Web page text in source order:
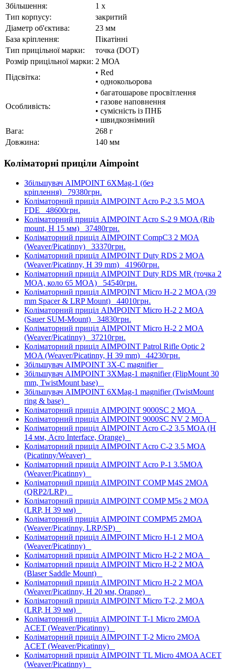
Збільшення:
1 x
Тип корпусу:
закритий
Діаметр об'єктива:
23 мм
База кріплення:
Пікатінні
Тип прицільної марки:
точка (DOT)
Розмір прицільної марки: 2 МОА
Підсвітка:
• Red
• однокольорова
Особливість:
• багатошарове просвітлення
• газове наповнення
• сумісність із ПНБ
• швидкознімний
Вага:
268 г
Довжина:
140 мм
Коліматорні приціли Aimpoint
Збільшувач AIMPOINT 6XMag-1 (без
кріплення) 79380грн.
Коліматорний приціл AIMPOINT Acro P-2 3.5 MOA
FDE 48600грн.
Коліматорний приціл AIMPOINT Acro S-2 9 MOA (Rib
mount, H 15 мм) 37480грн.
Коліматорний приціл AIMPOINT CompC3 2 MOA
(Weaver/Picatinny) 33370грн.
Коліматорний приціл AIMPOINT Duty RDS 2 MOA
(Weaver/Picatinny, H 39 mm) 41960грн.
Коліматорний приціл AIMPOINT Duty RDS MR (точка 2
MOA, коло 65 MOA) 54540грн.
Коліматорний приціл AIMPOINT Micro H-2 2 MOA (39
mm Spacer & LRP Mount) 44010грн.
Коліматорний приціл AIMPOINT Micro H-2 2 MOA
(Sauer SUM-Mount) 34830грн.
Коліматорний приціл AIMPOINT Micro H-2 2 MOA
(Weaver/Picatinny) 37210грн.
Коліматорний приціл AIMPOINT Patrol Rifle Optic 2
MOA (Weaver/Picatinny, H 39 mm) 44230грн.
Збільшувач AIMPOINT 3X-C magnifier
Збільшувач AIMPOINT 3XMag-1 magnifier (FlipMount 30
mm, TwistMount base)
Збільшувач AIMPOINT 6XMag-1 magnifier (TwistMount
ring & base)
Коліматорний приціл AIMPOINT 9000SC 2 MOA
Коліматорний приціл AIMPOINT 9000SC NV 2 MOA
Коліматорний приціл AIMPOINT Acro C-2 3.5 MOA (H
14 мм, Acro Interface, Orange)
Коліматорний приціл AIMPOINT Acro C-2 3.5 MOA
(Picatinny/Weaver)
Коліматорний приціл AIMPOINT Acro P-1 3.5MOA
(Weaver/Picatinny)
Коліматорний приціл AIMPOINT COMP M4S 2MOA
(QRP2/LRP)
Коліматорний приціл AIMPOINT COMP M5s 2 MOA
(LRP, H 39 мм)
Коліматорний приціл AIMPOINT COMPM5 2MOA
(Weaver/Picatinny, LRP/SP)
Коліматорний приціл AIMPOINT Micro H-1 2 MOA
(Weaver/Picatinny)
Коліматорний приціл AIMPOINT Micro H-2 2 MOA
Коліматорний приціл AIMPOINT Micro H-2 2 MOA
(Blaser Saddle Mount)
Коліматорний приціл AIMPOINT Micro H-2 2 МОА
(Weaver/Picatinny, H 20 мм, Orange)
Коліматорний приціл AIMPOINT Micro T-2, 2 MOA
(LRP, H 39 мм)
Коліматорний приціл AIMPOINT T-1 Micro 2MOA
ACET (Weaver/Picatinny)
Коліматорний приціл AIMPOINT T-2 Micro 2MOA
ACET (Weaver/Picatinny)
Коліматорний приціл AIMPOINT TL Micro 4MOA ACET
(Weaver/Picatinny)